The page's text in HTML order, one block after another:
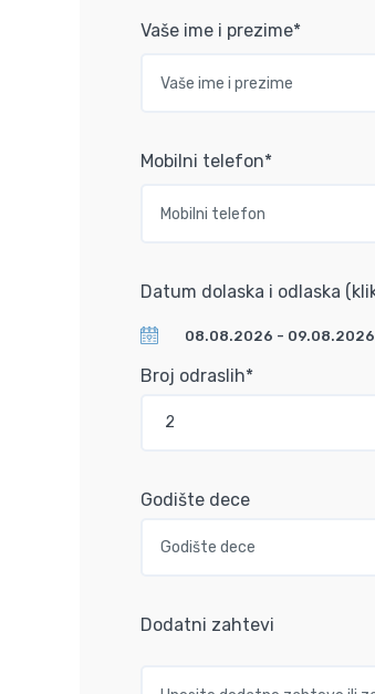
Vaše ime i prezime*
Mobilni telefon*
Datum dolaska i odlaska
Broj odraslih*
Godište dece
Dodatni zahtevi